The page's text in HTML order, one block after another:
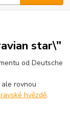
star\"
od Deutsche
rovnou
hvězdě.